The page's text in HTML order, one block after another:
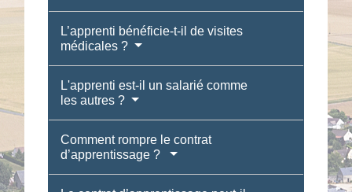
L’apprenti bénéficie-t-il de visites
médicales ?
L'apprenti est-il un salarié comme
les autres ?
Comment rompre le contrat
d’apprentissage ?